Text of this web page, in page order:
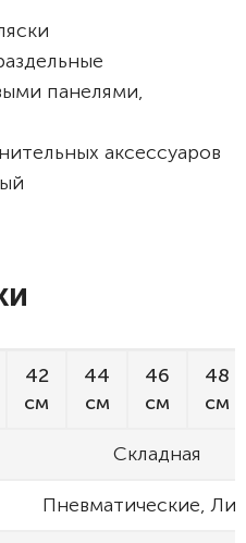
панелями,
аксессуаров
42
см
44
см
46
см
48
см
Складная
Пневматические,